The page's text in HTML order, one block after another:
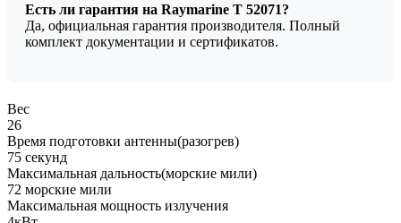
Есть ли гарантия на Raymarine Т 52071?
Да, официальная гарантия производителя. Полный
комплект документации и сертификатов.
Вес
26
Время подготовки антенны(разогрев)
75 секунд
Максимальная дальность(морские мили)
72 морские мили
Максимальная мощность излучения